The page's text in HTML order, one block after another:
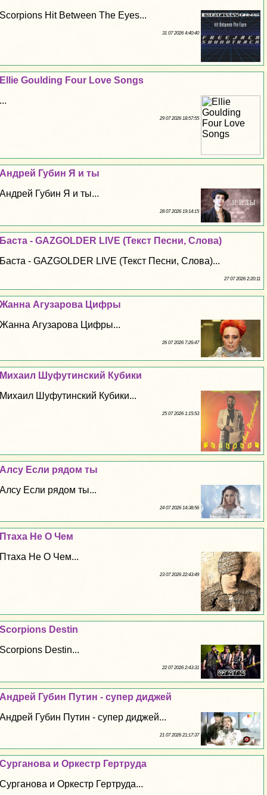
Scorpions Hit Between The Eyes...
31 07 2026 4:40:40
Ellie Goulding Four Love Songs
...
29 07 2026 18:57:55
Андрей Губин Я и ты
Андрей Губин Я и ты...
28 07 2026 19:14:15
Баста - GAZGOLDER LIVE (Текст Песни, Слова)
Баста - GAZGOLDER LIVE (Текст Песни, Слова)...
27 07 2026 2:20:11
Жанна Агузарова Цифры
Жанна Агузарова Цифры...
26 07 2026 7:26:47
Михаил Шуфутинский Кубики
Михаил Шуфутинский Кубики...
25 07 2026 1:15:53
Алсу Если рядом ты
Алсу Если рядом ты...
24 07 2026 14:38:56
Птаха Не О Чем
Птаха Не О Чем...
23 07 2026 22:43:49
Scorpions Destin
Scorpions Destin...
22 07 2026 2:43:31
Андрей Губин Путин - супер диджей
Андрей Губин Путин - супер диджей...
21 07 2026 21:17:37
Сурганова и Оркестр Гертруда
Сурганова и Оркестр Гертруда...